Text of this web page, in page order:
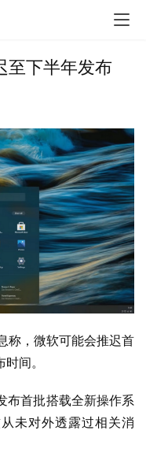
至下半年发布
称，微软可能会推迟首
间。
布首批搭载全新操作系
未对外透露过相关消